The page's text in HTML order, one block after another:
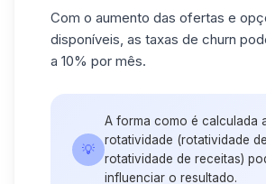
Com o aumento das ofertas e
disponíveis, as taxas de churn
a 10% por mês.
💡
A forma como é calculada
rotatividade (rotatividade
rotatividade de receitas)
influenciar o resultado.